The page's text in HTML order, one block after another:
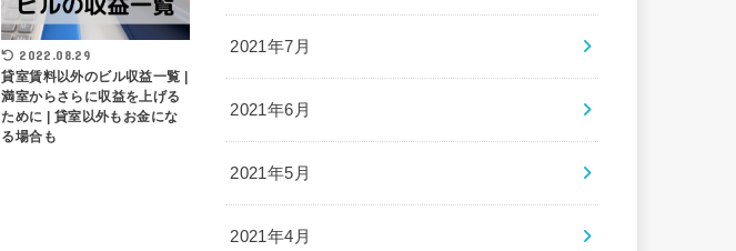
2022.08.29
貸室賃料以外のビル収益一覧 |
満室からさらに収益を上げる
ために | 貸室以外もお金にな
る場合も
2021年7月
2021年6月
2021年5月
2021年4月